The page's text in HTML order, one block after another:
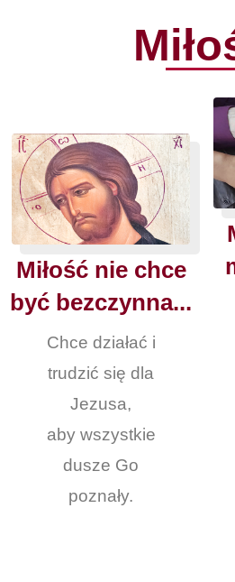
Miłość nie chce
być bezczynna...
Chce działać i
trudzić się dla
Jezusa,
aby wszystkie
dusze Go
poznały.